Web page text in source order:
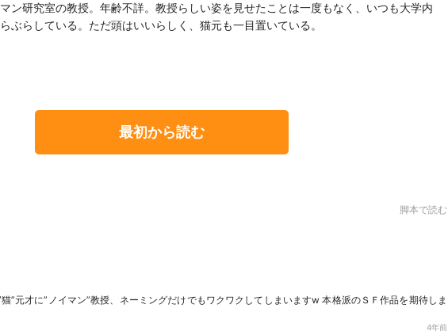
マン研究室の教授。年齢不詳。教授らしい姿を見せたことは一度もなく、いつも大学内
ぶらしている。ただ頭はいいらしく、猫元も一目置いている。
最初から読む
脚本で読む
”元才に”ノイマン”教授、ネーミングだけでもワクワクしてしまいますw 本格派のＳＦ作品を期待しま
4年前